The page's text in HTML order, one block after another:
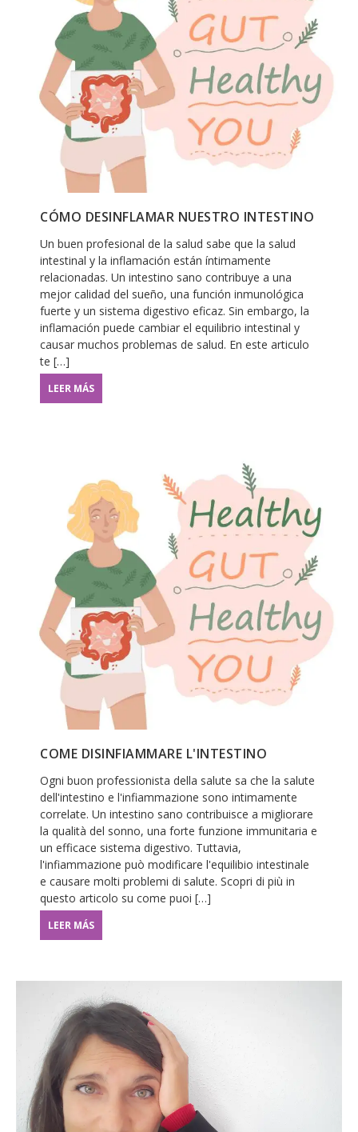
CÓMO DESINFLAMAR NUESTRO INTESTINO
Un buen profesional de la salud sabe que la salud
intestinal y la inflamación están íntimamente
relacionadas. Un intestino sano contribuye a una
mejor calidad del sueño, una función inmunológica
fuerte y un sistema digestivo eficaz. Sin embargo, la
inflamación puede cambiar el equilibrio intestinal y
causar muchos problemas de salud. En este articulo
te […]
LEER MÁS
COME DISINFIAMMARE L'INTESTINO
Ogni buon professionista della salute sa che la salute
dell'intestino e l'infiammazione sono intimamente
correlate. Un intestino sano contribuisce a migliorare
la qualità del sonno, una forte funzione immunitaria e
un efficace sistema digestivo. Tuttavia,
l'infiammazione può modificare l'equilibio intestinale
e causare molti problemi di salute. Scopri di più in
questo articolo su come puoi […]
LEER MÁS